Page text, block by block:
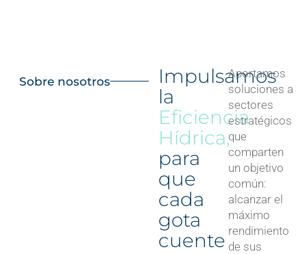
Sobre nosotros
Impulsamos
la
Eficiencia
Hídrica,
para
que
cada
gota
cuente
Aportamos
soluciones a
sectores
estratégicos
que
comparten
un objetivo
común:
alcanzar el
máximo
rendimiento
de sus